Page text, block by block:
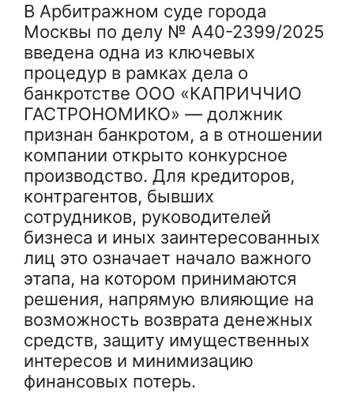
В Арбитражном суде города
Москвы по делу № А40-2399/2025
введена одна из ключевых
процедур в рамках дела о
банкротстве ООО «КАПРИЧЧИО
ГАСТРОНОМИКО» — должник
признан банкротом, а в отношении
компании открыто конкурсное
производство. Для кредиторов,
контрагентов, бывших
сотрудников, руководителей
бизнеса и иных заинтересованных
лиц это означает начало важного
этапа, на котором принимаются
решения, напрямую влияющие на
возможность возврата денежных
средств, защиту имущественных
интересов и минимизацию
финансовых потерь.